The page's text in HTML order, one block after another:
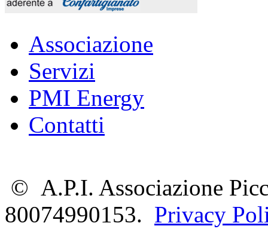
Associazione
Servizi
PMI Energy
Contatti
© A.P.I. Associazione
80074990153. Privacy